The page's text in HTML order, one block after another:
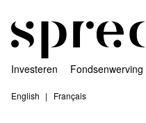
Investeren Fondsenwerving
English Français